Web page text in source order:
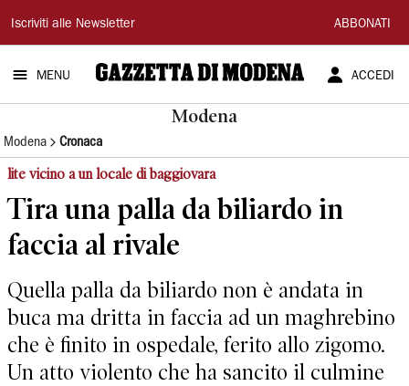
Gazzetta
di
Modena
Iscriviti alle Newsletter ABBONATI
MENU ACCEDI
Modena
Modena Cronaca
lite vicino a un locale di baggiovara
Tira una palla da biliardo in
faccia al rivale
Quella palla da biliardo non è andata in
buca ma dritta in faccia ad un maghrebino
che è finito in ospedale, ferito allo zigomo.
Un atto violento che ha sancito il culmine